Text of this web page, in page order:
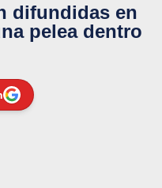
difundidas en
pelea dentro